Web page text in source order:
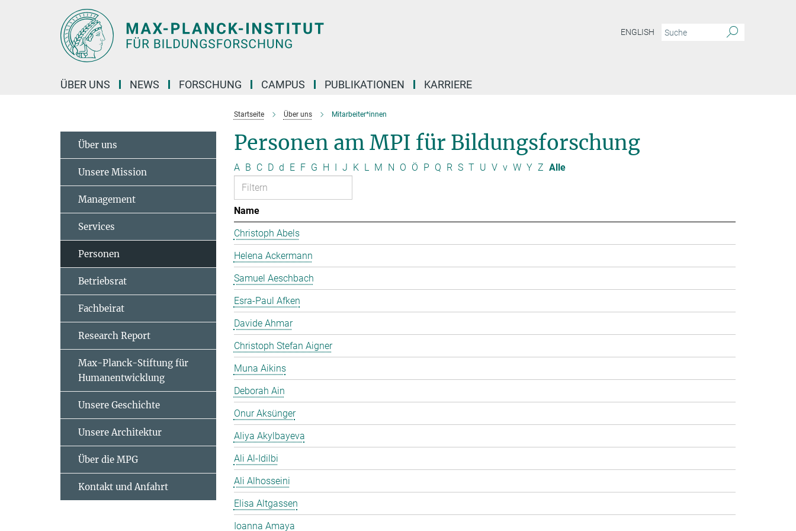
ENGLISH
ÜBER UNS NEWS FORSCHUNG CAMPUS PUBLIKATIONEN KARRIERE
Startseite Über uns Mitarbeiter*innen
Personen am MPI für Bildungsforschung
A B C D d E F G H I J K L M N O Ö P Q R S T U V v W Y Z Alle
Name
Christoph Abels
Helena Ackermann
Samuel Aeschbach
Esra-Paul Afken
Davide Ahmar
Christoph Stefan Aigner
Muna Aikins
Deborah Ain
Onur Aksünger
Aliya Akylbayeva
Ali Al-Idilbi
Ali Alhosseini
Elisa Altgassen
Ioanna Amaya
Über uns
Unsere Mission
Management
Services
Personen
Betriebsrat
Fachbeirat
Research Report
Max-Planck-Stiftung für
Humanentwicklung
Unsere Geschichte
Unsere Architektur
Über die MPG
Kontakt und Anfahrt